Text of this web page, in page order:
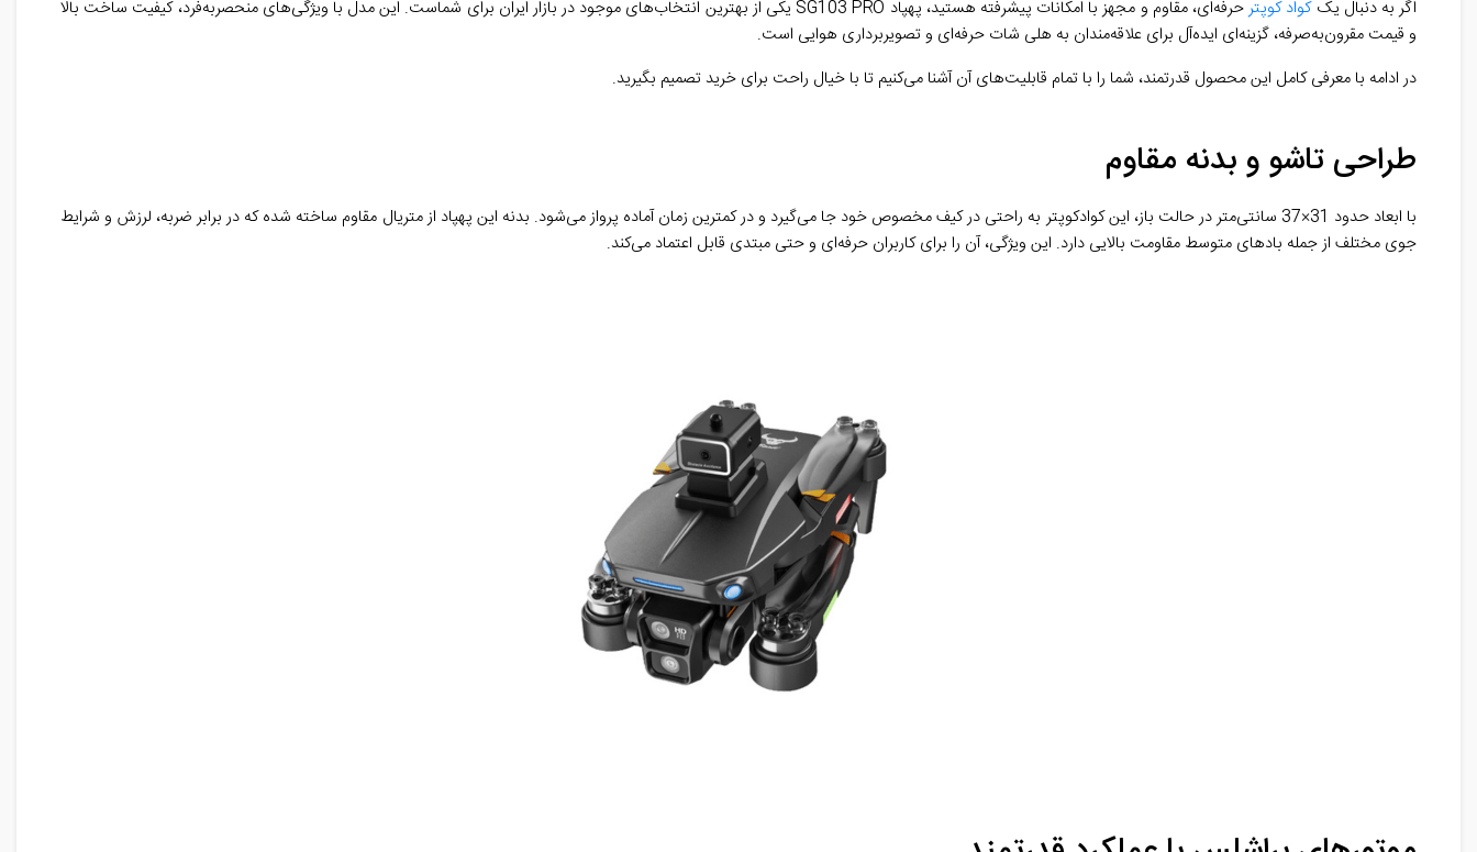
اگر به دنبال یککواد کوپتر
حرفه‌ای، مقاوم و مجهز با امکانات پیشرفته هستید، پهپاد SG103 PRO یکی از بهترین انتخاب‌های موجود در بازار ایران برای شماست. این مدل با ویژگی‌های منحصربه‌فرد، کیفیت ساخت بالا
و قیمت مقرون‌به‌صرفه، گزینه‌ای ایده‌آل برای علاقه‌مندان به هلی شات‌ حرفه‌ای و تصویربرداری هوایی است.
در ادامه با معرفی کامل این محصول قدرتمند، شما را با تمام قابلیت‌های آن آشنا می‌کنیم تا با خیال راحت برای خرید تصمیم بگیرید.
طراحی تاشو و بدنه مقاوم
با ابعاد حدود 31×37 سانتی‌متر در حالت باز، این کوادکوپتر به راحتی در کیف مخصوص خود جا می‌گیرد و در کمترین زمان آماده پرواز می‌شود.
بدنه این پهپاد از متریال مقاوم ساخته شده که در برابر ضربه، لرزش و شرایط
جوی مختلف از جمله بادهای متوسط مقاومت بالایی دارد. این ویژگی، آن را برای کاربران حرفه‌ای و حتی مبتدی قابل اعتماد می‌کند.